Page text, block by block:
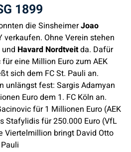
1899
die SinsheimerJoao
verkaufen. Ohne Verein stehen
und Havard Nordtveitda. Dafür
eine Million Euro zum AEK
sich dem FC St. Pauli an.
unlängst fest: Sargis Adamyan
Euro dem 1. FC Köln an.
für 1 Millionen Euro (AEK
Stafylidis für 250.000 Euro (VfL
Viertelmillion bringt David Otto